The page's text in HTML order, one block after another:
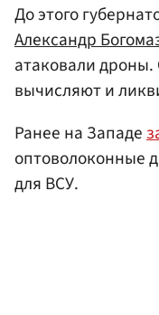
До этого
Александр
атаковали
вычисляют и
Ранее на Западе
оптоволоконные
для ВСУ.